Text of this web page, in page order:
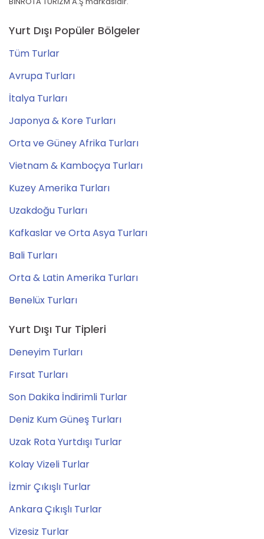
Yurt Dışı Popüler Bölgeler
Tüm Turlar
Avrupa Turları
İtalya Turları
Japonya & Kore Turları
Orta ve Güney Afrika Turları
Vietnam & Kamboçya Turları
Kuzey Amerika Turları
Uzakdoğu Turları
Kafkaslar ve Orta Asya Turları
Bali Turları
Orta & Latin Amerika Turları
Benelüx Turları
Yurt Dışı Tur Tipleri
Deneyim Turları
Fırsat Turları
Son Dakika İndirimli Turlar
Deniz Kum Güneş Turları
Uzak Rota Yurtdışı Turlar
Kolay Vizeli Turlar
İzmir Çıkışlı Turlar
Ankara Çıkışlı Turlar
Vizesiz Turlar